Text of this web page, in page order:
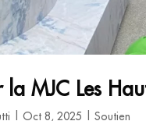
la MJC Les
|Oct 8, 2025 |Soutien